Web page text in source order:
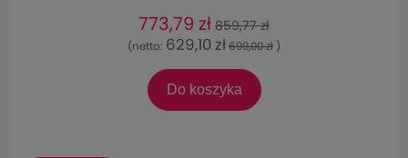
773,79 zł 859,77 zł
(netto: 629,10 zł699,00 zł )
Do koszyka